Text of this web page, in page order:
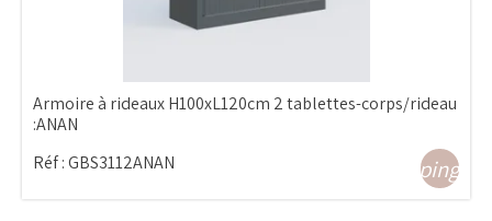
Armoire à rideaux H100xL120cm 2 tablettes-corps/rideau
:ANAN
Réf :GBS3112ANAN